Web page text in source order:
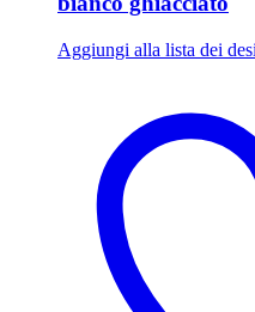
Aggiungi alla lista dei